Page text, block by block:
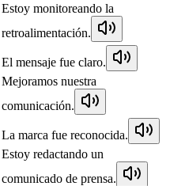
Estoy monitoreando la
retroalimentación.
El mensaje fue claro.
Mejoramos nuestra
comunicación.
La marca fue reconocida.
Estoy redactando un
comunicado de prensa.